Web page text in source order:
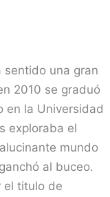
sentido una gran
2010 se graduó
en la Universidad
exploraba el
mundo
al buceo.
el titulo de